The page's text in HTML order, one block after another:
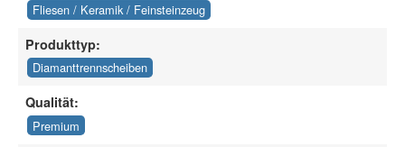
Fliesen / Keramik / Feinsteinzeug
Produkttyp:
Diamanttrennscheiben
Qualität:
Premium